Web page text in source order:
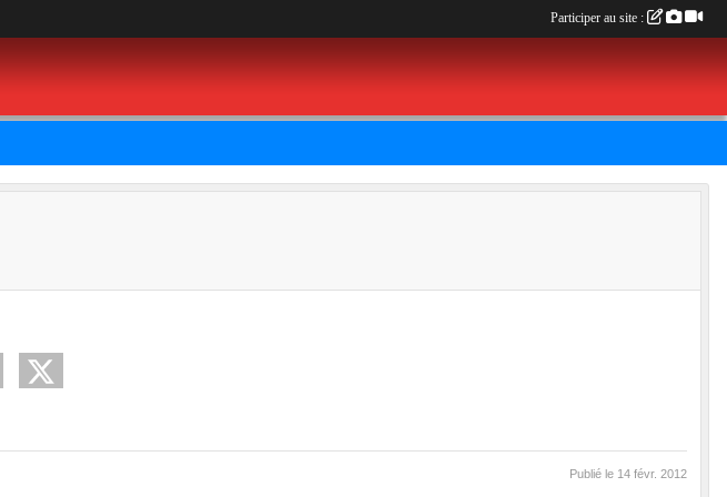
Publié le 14 févr. 2012
Participer au site :